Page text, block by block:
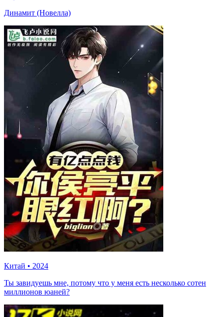
Динамит (Новелла)
Китай • 2024
Ты завидуешь мне, потому что у меня есть несколько сотен
миллионов юаней?